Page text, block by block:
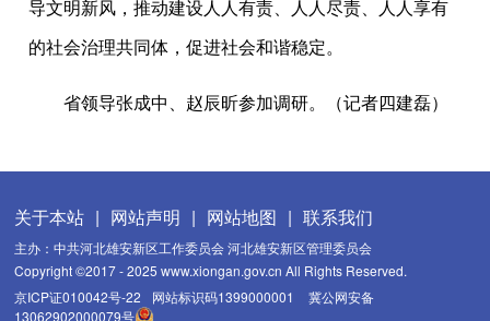
导文明新风，推动建设人人有责、人人尽责、人人享有
的社会治理共同体，促进社会和谐稳定。
省领导张成中、赵辰昕参加调研。（记者四建磊）
关于本站 | 网站声明 | 网站地图 | 联系我们
主办：中共河北雄安新区工作委员会 河北雄安新区管理委员会
Copyright ©2017 - 2025 www.xiongan.gov.cn All Rights Reserved.
京ICP证010042号-22
网站标识码1399000001
冀公网安备
13062902000079号